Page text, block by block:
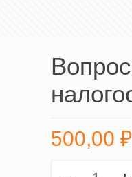
500,00 ₽